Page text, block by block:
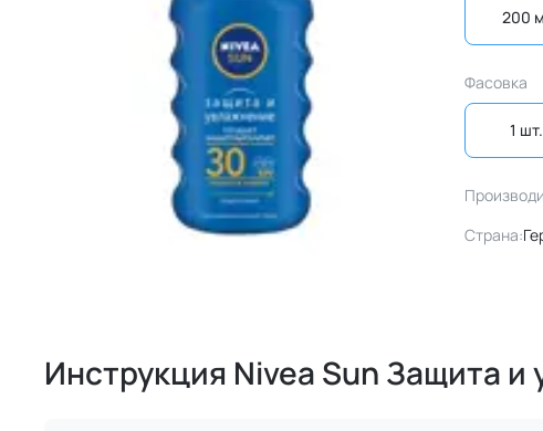
200
Фасовка
1 шт.
Страна:
Инструкция Nivea Sun Защита